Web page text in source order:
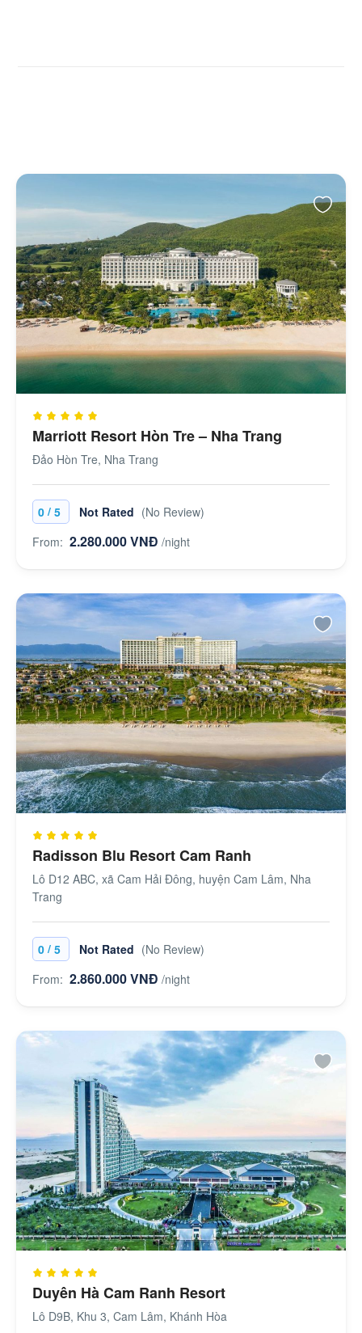
Marriott Resort Hòn Tre – Nha Trang
Đảo Hòn Tre, Nha Trang
0 / 5 Not Rated (No Review)
From: 2.280.000 VNĐ /night
Radisson Blu Resort Cam Ranh
Lô D12 ABC, xã Cam Hải Đông, huyện Cam Lâm, Nha
Trang
0 / 5 Not Rated (No Review)
From: 2.860.000 VNĐ /night
Duyên Hà Cam Ranh Resort
Lô D9B, Khu 3, Cam Lâm, Khánh Hòa